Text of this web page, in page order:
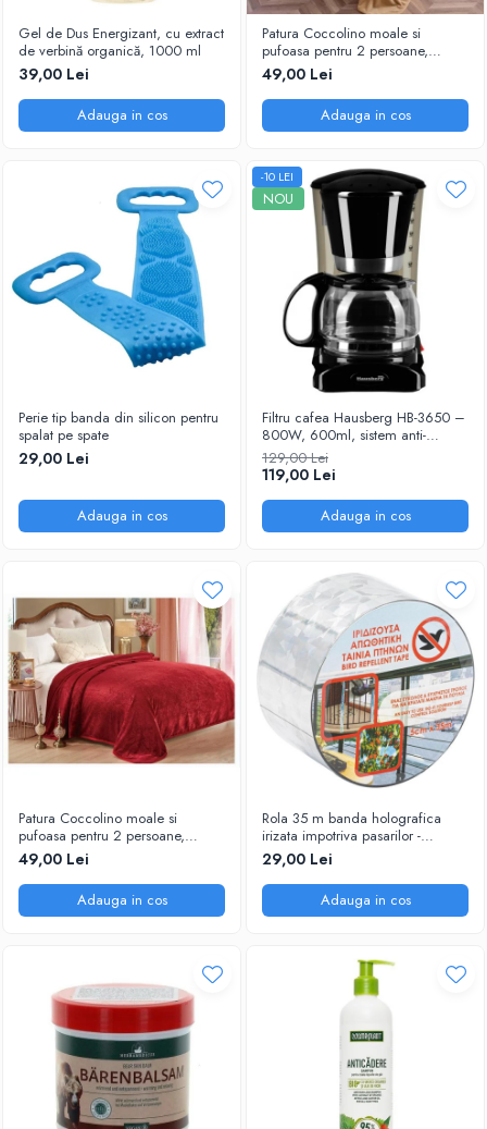
Gel de Dus Energizant, cu extract
de verbină organică, 1000 ml
39,00 Lei
Adauga in cos
Patura Coccolino moale si
pufoasa pentru 2 persoane,
200X230 cm, Maro deschis
49,00 Lei
Adauga in cos
Perie tip banda din silicon pentru
spalat pe spate
29,00 Lei
Adauga in cos
-10 LEI
NOU
Filtru cafea Hausberg HB-3650 –
800W, 600ml, sistem anti-
picurare, negru
129,00 Lei
119,00 Lei
Adauga in cos
Patura Coccolino moale si
pufoasa pentru 2 persoane,
200X230 cm, Grena
49,00 Lei
Adauga in cos
Rola 35 m banda holografica
irizata impotriva pasarilor -
porumbei, grauri, vrabii
29,00 Lei
Adauga in cos